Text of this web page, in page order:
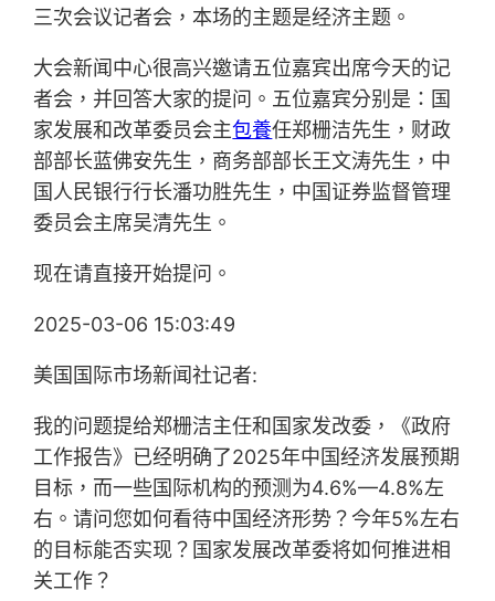
三次会议记者会，本场的主题是经济主题。
大会新闻中心很高兴邀请五位嘉宾出席今天的记
者会，并回答大家的提问。五位嘉宾分别是：国
家发展和改革委员会主包養任郑栅洁先生，财政
部部长蓝佛安先生，商务部部长王文涛先生，中
国人民银行行长潘功胜先生，中国证券监督管理
委员会主席吴清先生。
现在请直接开始提问。
2025-03-06 15:03:49
美国国际市场新闻社记者:
我的问题提给郑栅洁主任和国家发改委，《政府
工作报告》已经明确了2025年中国经济发展预期
目标，而一些国际机构的预测为4.6%—4.8%左
右。请问您如何看待中国经济形势？今年5%左右
的目标能否实现？国家发展改革委将如何推进相
关工作？